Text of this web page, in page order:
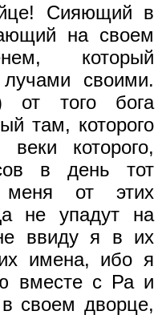
Сияющий в
на своем
который
своими.
от того бога
там, которого
которого,
в день тот
меня от этих
не упадут на
ввиду я в их
имена, ибо я
вместе с Ра и
своем дворце,